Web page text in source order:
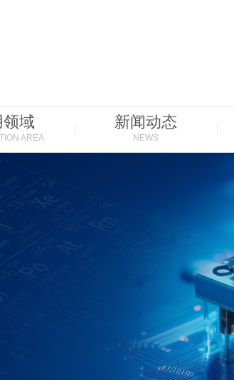
域
AREA
新闻动态
NEWS